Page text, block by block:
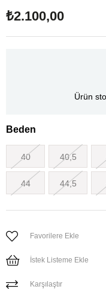
₺2.100,00
Ürün
Beden
40 40,5
44 44,5
Favorilere Ekle
İstek Listeme Ekle
Karşılaştır